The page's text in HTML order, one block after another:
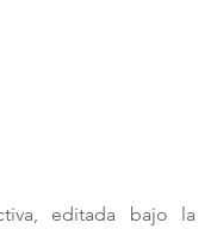
editada bajo la